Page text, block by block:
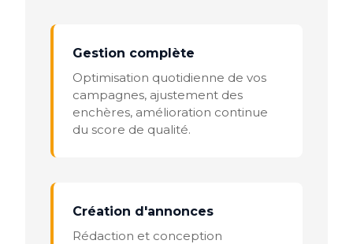
Gestion complète
Optimisation quotidienne de vos
campagnes, ajustement des
enchères, amélioration continue
du score de qualité.
Création d'annonces
Rédaction et conception